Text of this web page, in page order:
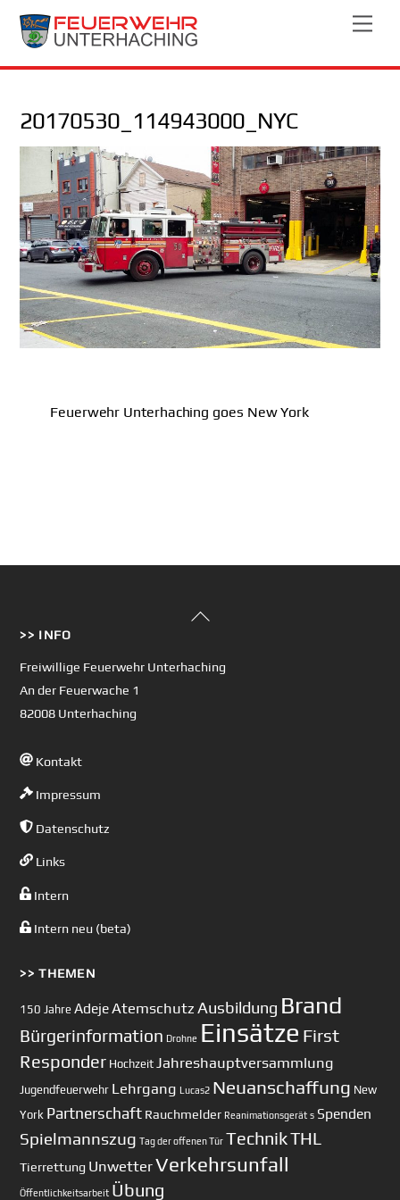
Skip
20170530_114943000_NYC
Feuerwehr Unterhaching goes New York
Back
>> INFO
Freiwillige Feuerwehr Unterhaching
An der Feuerwache 1
82008 Unterhaching
Kontakt
Impressum
Datenschutz
Links
Intern
Intern neu (beta)
>> THEMEN
150 Jahre AdejeAtemschutz Ausbildung Brand
Bürgerinformation Drohne Einsätze First
Responder Hochzeit Jahreshauptversammlung
Jugendfeuerwehr Lehrgang Lucas2 Neuanschaffung New
York Partnerschaft Rauchmelder Reanimationsgerät s Spenden
Spielmannszug Tag der offenen Tür TechnikTHL
Tierrettung UnwetterVerkehrsunfall
Öffentlichkeitsarbeit Übung